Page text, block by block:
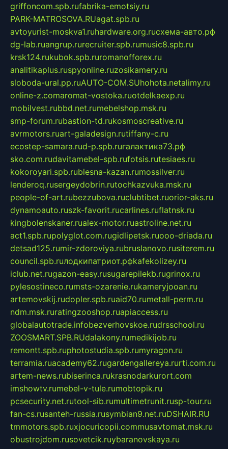
griffoncom.spb.rufabrika-emotsiy.ru
PARK-MATROSOVA.RUagat.spb.ru
avtoyurist-moskva1.ruhardware.org.ruсхема-авто.рф
dg-lab.ruangrup.rurecruiter.spb.rumusic8.spb.ru
krsk124.rukubok.spb.ruromanofforex.ru
analitikaplus.ruspyonline.ruzosikamery.ru
sloboda-ural.pp.ruAUTO-COM.SUhohota.netalimy.ru
online-z.comaromat-vostoka.ruotdelkaexp.ru
mobilvest.rubbd.net.rumebelshop.msk.ru
smp-forum.rubastion-td.rukosmoscreative.ru
avrmotors.ruart-galadesign.rutiffany-c.ru
ecostep-samara.rud-p.spb.ruгалактика73.рф
sko.com.rudavitamebel-spb.rufotsis.rutesiaes.ru
kokoroyari.spb.rublesna-kazan.rumossilver.ru
lenderoq.rusergeydobrin.rutochkazvuka.msk.ru
people-of-art.rubezzubova.ruclubtibet.ruorior-aks.ru
dynamoauto.ruszk-favorit.rucarlines.ruflatnsk.ru
kingbolenskaner.rualex-motor.ruastroline.net.ru
act1.spb.rupolyglot.com.rugidlipetsk.ruooo-driada.ru
detsad125.rumir-zdoroviya.rubruslanovo.rusiterem.ru
council.spb.ruлодкипатриот.рфkafekolizey.ru
iclub.net.rugazon-easy.rusugarepilekb.rugrinox.ru
pylesostineco.rumsts-ozarenie.rukameryjooan.ru
artemovskij.rudopler.spb.ruaid70.rumetall-perm.ru
ndm.msk.ruratingzooshop.ruapiaccess.ru
globalautotrade.infobezverhovskoe.rudrsschool.ru
ZOOSMART.SPB.RUdalakony.rumedikijob.ru
remontt.spb.ruphotostudia.spb.rumyragon.ru
terramia.ruacademy62.rugardengallereya.rurti.com.ru
artem-news.rubiserinca.rukrasnodarkurort.com
imshowtv.rumebel-v-tule.rumobtopik.ru
pcsecurity.net.rutool-sib.rumultimetrunit.rusp-tour.ru
fan-cs.rusanteh-russia.rusymbian9.net.ruDSHAIR.RU
tmmotors.spb.ruxjocuricopii.commusavtomat.msk.ru
obustrojdom.rusovetcik.ruybaranovskaya.ru